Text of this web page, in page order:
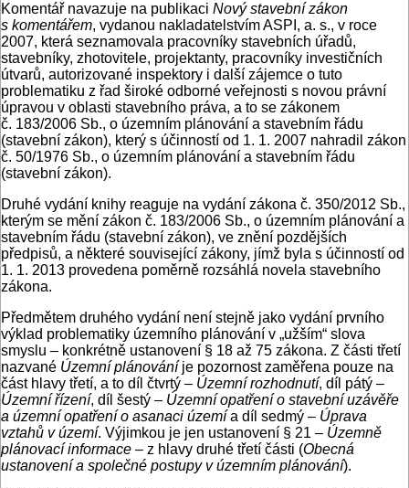
Komentář navazuje na publikaci Nový stavební zákon
s komentářem, vydanou nakladatelstvím ASPI, a. s., v roce
2007, která seznamovala pracovníky stavebních úřadů,
stavebníky, zhotovitele, projektanty, pracovníky investičních
útvarů, autorizované inspektory i další zájemce o tuto
problematiku z řad široké odborné veřejnosti s novou právní
úpravou v oblasti stavebního práva, a to se zákonem
č. 183/2006 Sb., o územním plánování a stavebním řádu
(stavební zákon), který s účinností od 1. 1. 2007 nahradil zákon
č. 50/1976 Sb., o územním plánování a stavebním řádu
(stavební zákon).
Druhé vydání knihy reaguje na vydání zákona č. 350/2012 Sb.,
kterým se mění zákon č. 183/2006 Sb., o územním plánování a
stavebním řádu (stavební zákon), ve znění pozdějších
předpisů, a některé související zákony, jímž byla s účinností od
1. 1. 2013 provedena poměrně rozsáhlá novela stavebního
zákona.
Předmětem druhého vydání není stejně jako vydání prvního
výklad problematiky územního plánování v „užším“ slova
smyslu – konkrétně ustanovení § 18 až 75 zákona. Z části třetí
nazvané Územní plánováníje pozornost zaměřena pouze na
část hlavy třetí, a to díl čtvrtý – Územní rozhodnutí, díl pátý –
Územní řízení, díl šestý – Územní opatření o stavební uzávěře
a územní opatření o asanaci územía díl sedmý – Úprava
vztahů v území. Výjimkou je jen ustanovení § 21 – Územně
plánovací informace – z hlavy druhé třetí části (Obecná
ustanovení a společné postupy v územním plánování).